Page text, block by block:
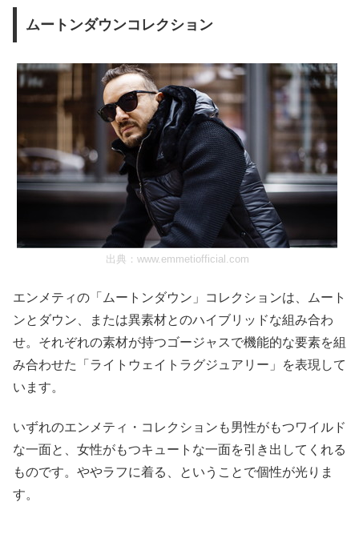
ムートンダウンコレクション
出典： www.emmetiofficial.com
エンメティの「ムートンダウン」コレクションは、ムート
ンとダウン、または異素材とのハイブリッドな組み合わ
せ。それぞれの素材が持つゴージャスで機能的な要素を組
み合わせた「ライトウェイトラグジュアリー」を表現して
います。
いずれのエンメティ・コレクションも男性がもつワイルド
な一面と、女性がもつキュートな一面を引き出してくれる
ものです。ややラフに着る、ということで個性が光りま
す。